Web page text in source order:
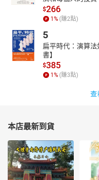
歷史與文化風貌，頗有行萬里
但是，讀者在鮮明生動宛若
文化親近性。這種親近性，
拉圭的蔣介石銅像，或是更
餘，喚起某種他鄉遇故知的
地遠的人群，竟有類似的基
親近性，串起了南美洲和歐
的時空感，也意味了我們總
◈何欣潔（《端傳媒》台灣組
手握方向盤的駕車旅行，於
工具，也是目的地本身。在
話穿梭時空、展開想像中的
$266
1 % (賺2點)
5
扁平時代：演算
書】
$385
1 % (賺3點)
查
本店最新到貨